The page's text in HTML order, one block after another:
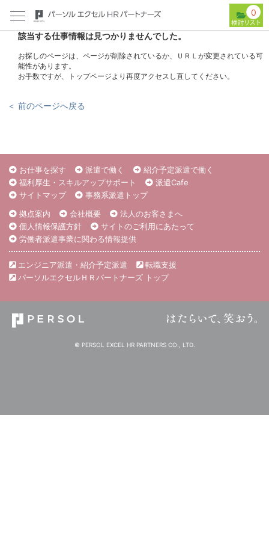
0
該当する仕事情報は見つかりませんでした。
お探しのページは、ページが削除されているか、ＵＲＬが変更されている可
能性があります。
お手数ですが、トップページより再度アクセスし直してください。
＜ 前のページへ戻る
お仕事を探す 派遣で働く
紹介予定派遣で働く
福利厚生・スキルアップサポート
派遣Cafe
サイトマップ
事務系派遣トップ
拠点案内
会社概要
法人のお客さまへ
個人情報保護方針
サイトのご利用にあたって
労働者派遣事業に関わる情報提供
エンジニア派遣・紹介予定派遣
転職支援
パーソルエクセルＨＲパートナーズ トップ
© PERSOL EXCEL HR PARTNERS CO., LTD.